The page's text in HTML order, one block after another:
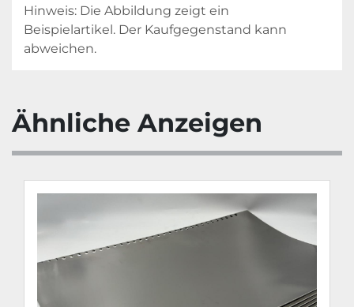
Hinweis: Die Abbildung zeigt ein
Beispielartikel. Der Kaufgegenstand kann
abweichen.
Ähnliche Anzeigen